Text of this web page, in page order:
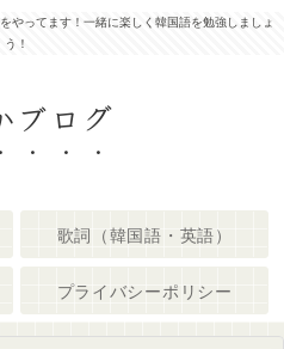
やってます！一緒に楽しく韓国語を勉強しましょ
う！
ブログ
歌詞（韓国語・英語）
プライバシーポリシー